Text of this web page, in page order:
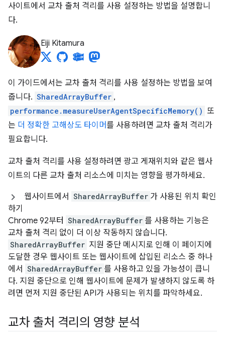
사이트에서 교차 출처 격리를 사용 설정하는 방법을 설명합니
다.
Eiji Kitamura
이 가이드에서는 교차 출처 격리를 사용 설정하는 방법을 보여
줍니다. SharedArrayBuffer ,
performance.measureUserAgentSpecificMemory() 또
는 더 정확한 고해상도 타이머를 사용하려면 교차 출처 격리가
필요합니다.
교차 출처 격리를 사용 설정하려면 광고 게재위치와 같은 웹사
이트의 다른 교차 출처 리소스에 미치는 영향을 평가하세요.
웹사이트에서 SharedArrayBuffer 가 사용된 위치 확인
하기
Chrome 92부터 SharedArrayBuffer 를 사용하는 기능은
교차 출처 격리 없이 더 이상 작동하지 않습니다.
SharedArrayBuffer 지원 중단 메시지로 인해 이 페이지에
도달한 경우 웹사이트 또는 웹사이트에 삽입된 리소스 중 하나
에서 SharedArrayBuffer 를 사용하고 있을 가능성이 큽니
다. 지원 중단으로 인해 웹사이트에 문제가 발생하지 않도록 하
려면 먼저 지원 중단된 API가 사용되는 위치를 파악하세요.
교차 출처 격리의 영향 분석